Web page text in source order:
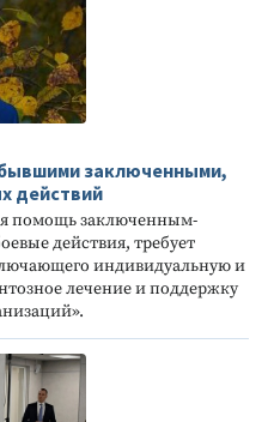
заключенными,
действий
помощь заключенным-
действия, требует
индивидуальную и
лечение и поддержку